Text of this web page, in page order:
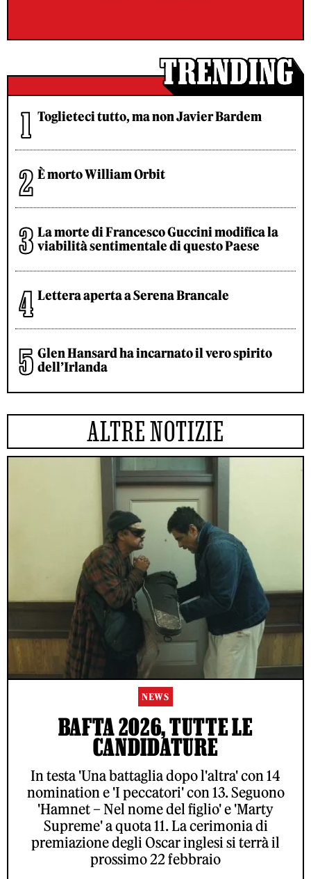
Toglieteci tutto, ma non Javier Bardem
È morto William Orbit
La morte di Francesco Guccini modifica la
viabilità sentimentale di questo Paese
Lettera aperta a Serena Brancale
Glen Hansard ha incarnato il vero spirito
dell’Irlanda
ALTRE NOTIZIE
NEWS
BAFTA 2026, TUTTE LE
CANDIDATURE
In testa 'Una battaglia dopo l'altra' con 14
nomination e 'I peccatori' con 13. Seguono
'Hamnet – Nel nome del figlio' e 'Marty
Supreme' a quota 11. La cerimonia di
premiazione degli Oscar inglesi si terrà il
prossimo 22 febbraio